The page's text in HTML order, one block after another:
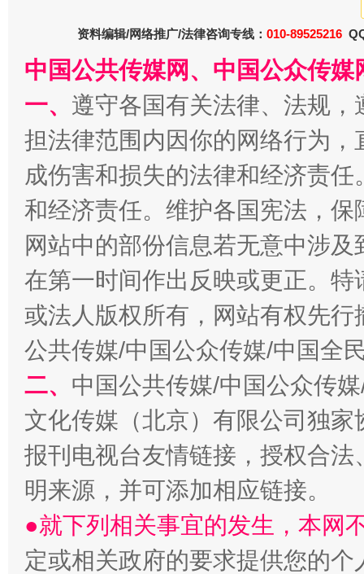
千年窑火 生生不息 一
揭开“小金库”的免责幌子
受贿1.44亿！段成刚被判无期 从幼
资料编辑/网络推广/法律咨询专线： 010-89525216
中国公共传媒网、中国公众传
一、 遵守各国有关法律、法规
担法律范围内因你的网络行为
成伤害和损失的法律和经济责
和经济责任。维护各国宪法，
网站中的部份信息若无意中涉
在第一时间作出反映或更正。
或法人版权所有，网站有权先
公共传媒/中国公众传媒/中国全
二、 中国公共传媒/中国公众传
文化传媒（北京）有限公司独
报刊电视台友情链接，授权合
明来源，并可添加相应链接。
●就下列相关事宜的发生，本网
定或相关政府的要求提供您的个